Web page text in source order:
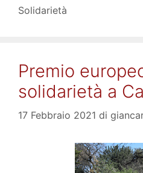
Solidarietà
Premio
solidarietà a
17 Febbraio 2021 di